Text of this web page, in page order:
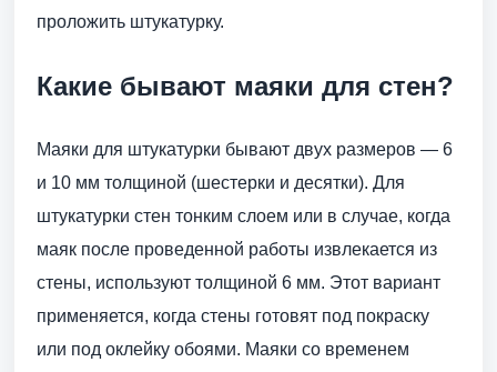
проложить штукатурку.
Какие бывают маяки для стен?
Маяки для штукатурки бывают двух размеров — 6
и 10 мм толщиной (шестерки и десятки). Для
штукатурки стен тонким слоем или в случае, когда
маяк после проведенной работы извлекается из
стены, используют толщиной 6 мм. Этот вариант
применяется, когда стены готовят под покраску
или под оклейку обоями. Маяки со временем